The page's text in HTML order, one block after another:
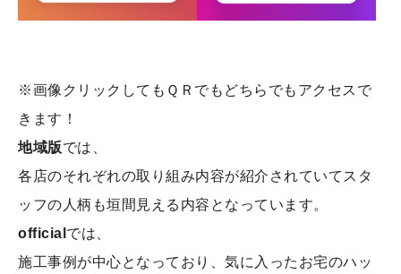
※画像クリックしてもＱＲでもどちらでもアクセスで
きます！
地域版では、
各店のそれぞれの取り組み内容が紹介されていてスタ
ッフの人柄も垣間見える内容となっています。
official では、
施工事例が中心となっており、気に入ったお宅のハッ